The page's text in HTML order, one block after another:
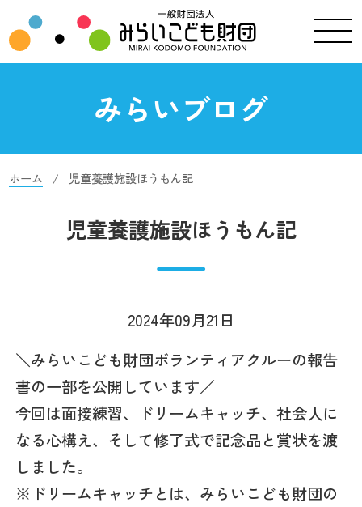
みらいブログ
ホーム 児童養護施設ほうもん記
児童養護施設ほうもん記
2024年09月21日
＼みらいこども財団ボランティアクルーの報告
書の一部を公開しています／
今回は面接練習、ドリームキャッチ、社会人に
なる心構え、そして修了式で記念品と賞状を渡
しました。
※ドリームキャッチとは、みらいこども財団の